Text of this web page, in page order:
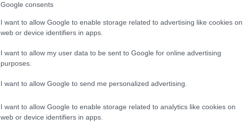
Google consents
I want to allow Google to enable storage related to advertising like cookies on
web or device identifiers in apps.
I want to allow my user data to be sent to Google for online advertising
purposes.
I want to allow Google to send me personalized advertising.
I want to allow Google to enable storage related to analytics like cookies on
web or device identifiers in apps.